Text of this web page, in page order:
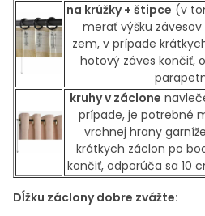
na krúžky + štipce (v
merať výšku
zem,v prípade
hotový záves končiť,
kruhy v záclone
prípade, je potrebné
vrchnej hrany
krátkych záclon po
končiť, odporúča sa 10
Dĺžku záclony dobre zvážte: